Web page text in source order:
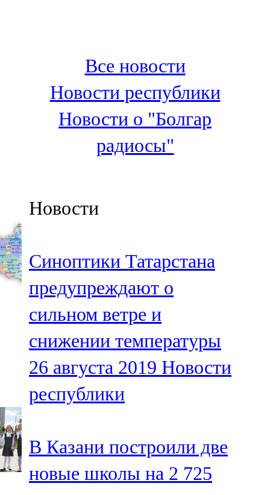
100,3 FM
Зәй
106,6 FM
Кадыбаш
105,2 FM
91,5 FM
106,1 FM
Кама тамагы
71,51 FM
Кукмара
107,9 FM
Лениногорский
Мамадыш
106,2 FM
Все новости
Новости республики
Новости о "Болгар
радиосы"
Новости
Синоптики Татарстана
предупреждают о
сильном ветре и
снижении температуры
26 августа 2019 Новости
республики
В Казани построили две
новые школы на 2 725